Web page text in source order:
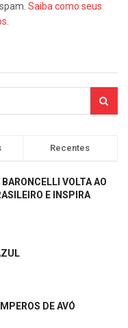
Saiba como seus
Recentes
VOLTA AO
E INSPIRA
DE AVÓ